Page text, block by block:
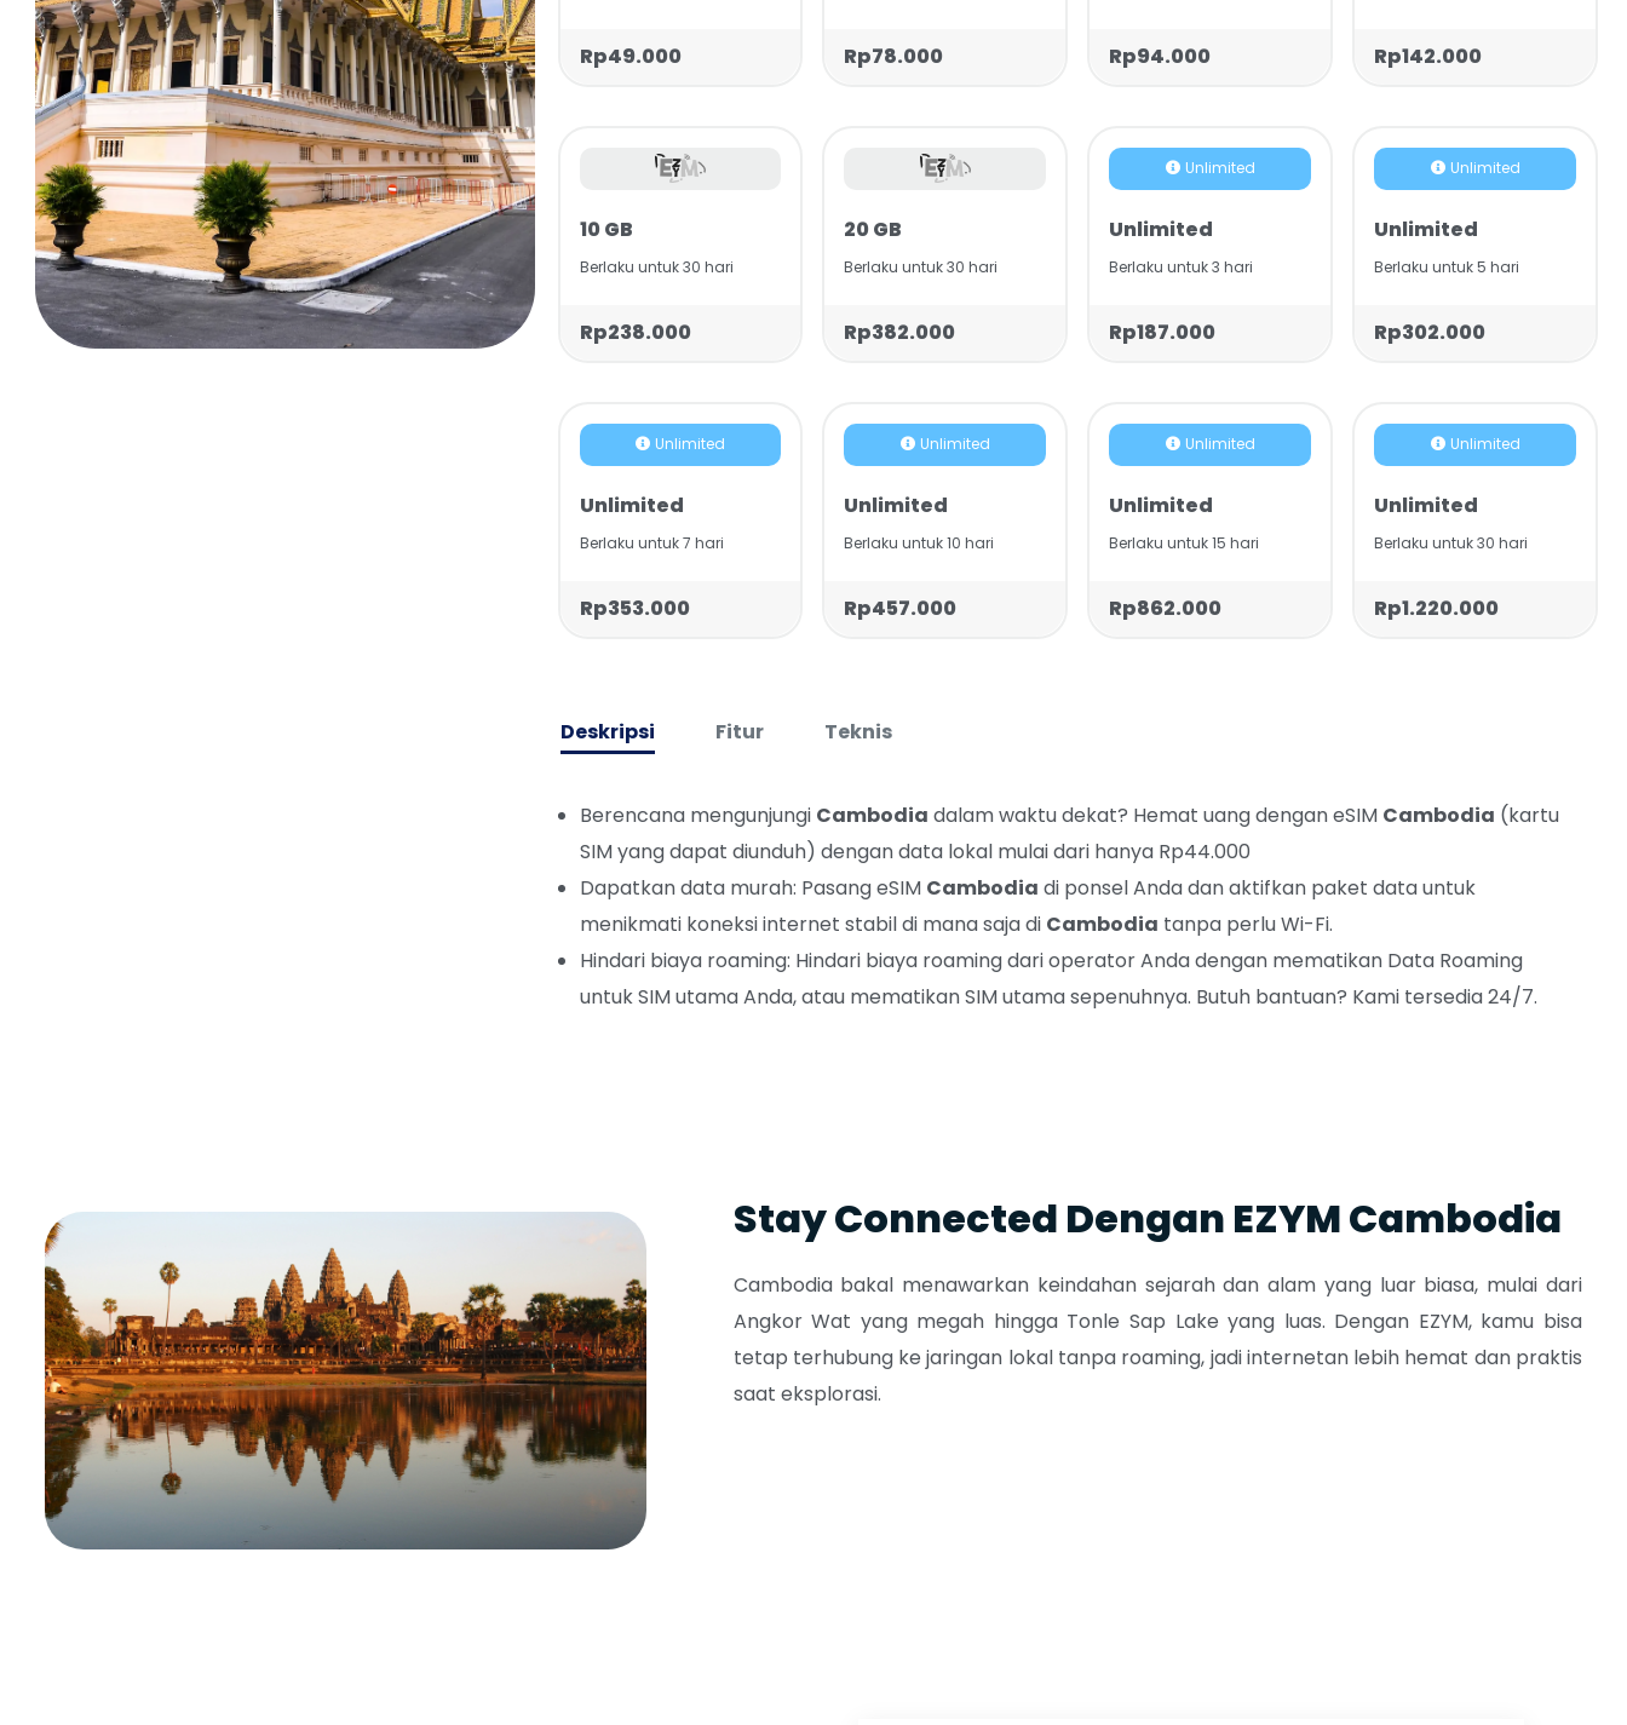
Rp49.000 Rp78.000 Rp94.000 Rp142.000
10 GB
Berlaku untuk 30 hari
Rp238.000
20 GB
Berlaku untuk 30 hari
Rp382.000
Unlimited
Unlimited
Berlaku untuk 3 hari
Rp187.000
Unlimited
Unlimited
Berlaku untuk 5 hari
Rp302.000
Unlimited
Unlimited
Berlaku untuk 7 hari
Rp353.000
Unlimited
Unlimited
Berlaku untuk 10 hari
Rp457.000
Unlimited
Unlimited
Berlaku untuk 15 hari
Rp862.000
Unlimited
Unlimited
Berlaku untuk 30 hari
Rp1.220.000
Deskripsi Fitur Teknis
Berencana mengunjungi Cambodia dalam waktu dekat? Hemat uang dengan eSIM Cambodia (kartu
SIM yang dapat diunduh) dengan data lokal mulai dari hanya Rp44.000
Dapatkan data murah: Pasang eSIM Cambodia di ponsel Anda dan aktifkan paket data untuk
menikmati koneksi internet stabil di mana saja di Cambodia tanpa perlu Wi-Fi.
Hindari biaya roaming: Hindari biaya roaming dari operator Anda dengan mematikan Data Roaming
untuk SIM utama Anda, atau mematikan SIM utama sepenuhnya. Butuh bantuan? Kami tersedia 24/7.
Stay Connected Dengan EZYM Cambodia
Cambodiabakal menawarkan keindahan sejarah dan alam yang luar biasa, mulai dari
Angkor Wat yang megah hingga Tonle Sap Lake yang luas. Dengan EZYM, kamu bisa
tetap terhubung ke jaringan lokal tanpa roaming, jadi internetan lebih hemat dan praktis
saat eksplorasi.